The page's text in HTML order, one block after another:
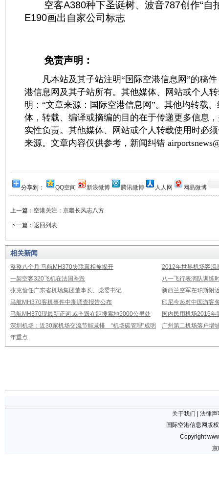
空客A380种下圣诞树、波音787创作“自
E190画出自家公司标志
免责声明：
凡本站及其子站注明“国际空港信息网”的稿件
港信息网及其子站所有。其他媒体、网站或个人
明：“文章来源：国际空港信息网”。其他均转载
体，转载、编译或摘编的目的在于传递更多信息
实性负责。其他媒体、网站或个人转载使用时必
来源。文章内容仅供参考，新闻纠错
分享到： QQ空间 新浪微博 腾讯微博 人人网 网易微博
上一篇： 空港关注：京畿长风志八方
下一篇： 返回列表
相关新闻
整整八个月 马航MH370失联真相被揭开
2012年世界机场客流
一架空客320飞机在法国坠毁
八一飞行表演队训练
张克俭任广东省机场集团董事长、党委书记
新西兰空军在珀斯附
马航MH370客机事件中期调查报告公布
印尼今起对中国游客
马航MH370现最新证词 或坠毁在距搜索地5000公里处
国内民用机场2016年
深圳机场：近30家机场交流节能减排 “机场碳管理”成明
年重点
广州第二机场落户增
关于我们
法律声
国际空港信息网版
Copyright